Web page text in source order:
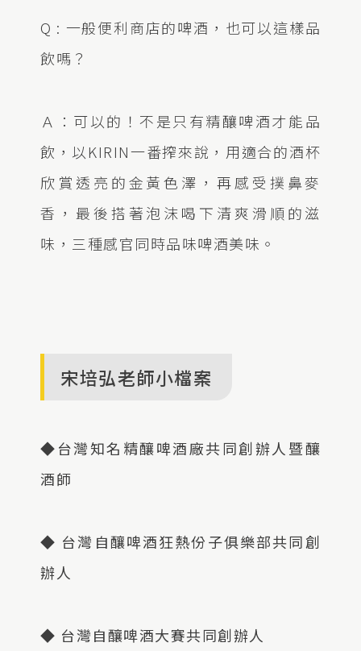
Q : 一般便利商店的啤酒，也可以這樣品
飲嗎？
Ａ：可以的！不是只有精釀啤酒才能品
飲，以KIRIN一番搾來說，用適合的酒杯
欣賞透亮的金黃色澤，再感受撲鼻麥
香，最後搭著泡沫喝下清爽滑順的滋
味，三種感官同時品味啤酒美味。
宋培弘老師小檔案
◆台灣知名精釀啤酒廠共同創辦人暨釀
酒師
◆ 台灣自釀啤酒狂熱份子俱樂部共同創
辦人
◆ 台灣自釀啤酒大賽共同創辦人